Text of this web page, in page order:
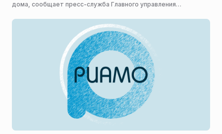
дома, сообщает пресс-служба Главного управления